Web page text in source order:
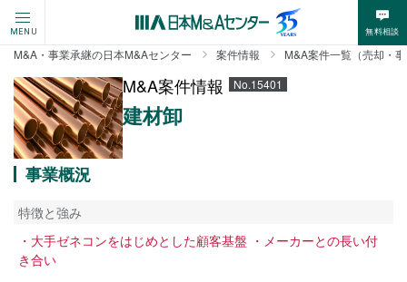
MENU 無料相談
M&A・事業承継の日本M&Aセンター 案件情報 M&A案件一覧（売却・
M&A案件情報 No.15401
建材卸
事業概況
特徴と強み
・大手ゼネコンをはじめとした顧客基盤 ・メーカーとの長い付
き合い